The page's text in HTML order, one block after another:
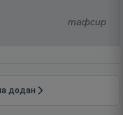
тафсир
додан